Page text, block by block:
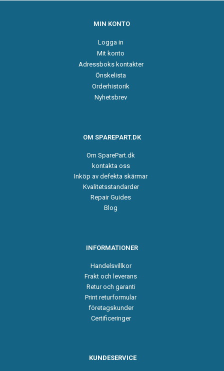
MIN KONTO
Logga in
Mit konto
Adressboks kontakter
Önskelista
Orderhistorik
Nyhetsbrev
OM SPAREPART.DK
Om SparePart.dk
kontakta oss
Inköp av defekta skärmar
Kvalitetsstandarder
Repair Guides
Blog
INFORMATIONER
Handelsvillkor
Frakt och leverans
Retur och garanti
Print returformular
företagskunder
Certificeringer
KUNDESERVICE